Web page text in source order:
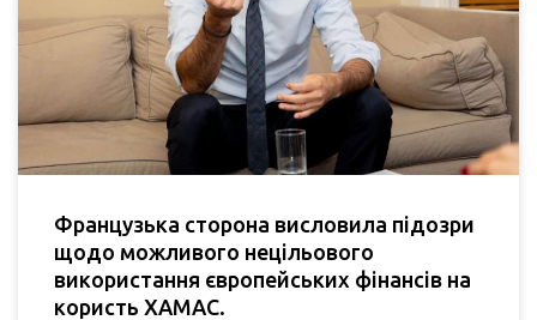
Французька сторона висловила підозри
щодо можливого нецільового
використання європейських фінансів на
користь ХАМАС.